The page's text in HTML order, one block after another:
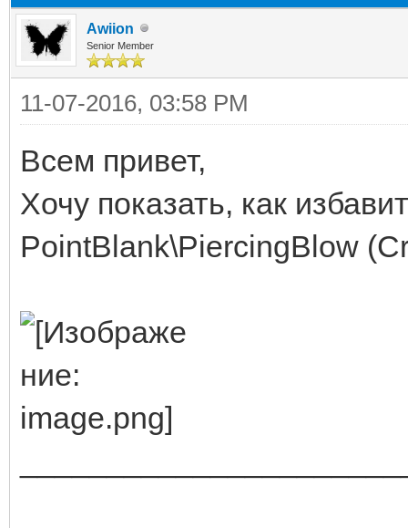
Awiion
Senior Member
11-07-2016, 03:58 PM
Всем привет,
Хочу показать, как
PointBlank\PiercingBlow